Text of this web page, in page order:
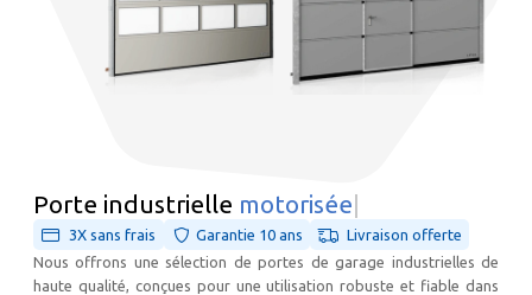
Porte industrielle mot|
3X sans frais Garantie 10 ans
Livraison offerte
Nous offrons une sélection de portes de garage industrielles de
haute qualité, conçues pour une utilisation robuste et fiable dans
Demander un rappel